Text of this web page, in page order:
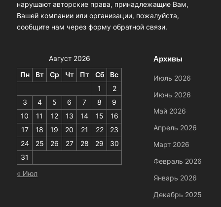
нарушают авторские права, принадлежащие Вам,
Вашей компании или организации, пожалуйста,
сообщите нам через форму обратной связи.
Август 2026
Пн Вт Ср Чт Пт Сб
Вс
1
2
3
4 5 6 7 8
9
10
11 12 13 14 15
16
17
18 19 20 21 22
23
24
25 26 27 28 29
30
31
« Июл
Архивы
Июль 2026
Июнь 2026
Май 2026
Апрель 2026
Март 2026
Февраль 2026
Январь 2026
Декабрь 2025